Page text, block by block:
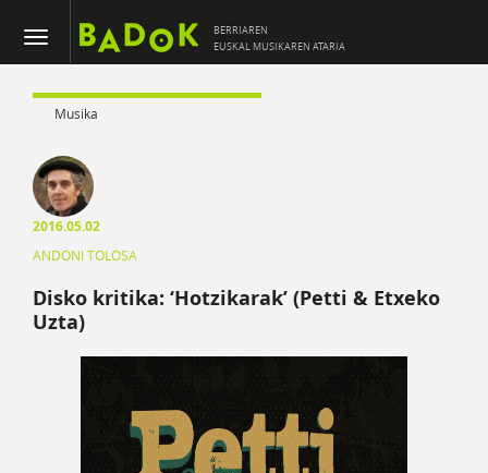
BERRIAREN
EUSKAL MUSIKAREN ATARIA
Musika
2016.05.02
ANDONI TOLOSA
Disko kritika: ‘Hotzikarak’ (Petti & Etxeko
Uzta)